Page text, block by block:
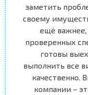
заметить
своему
ещё
проверенных
готовы
выполнить все
качественно.
компании –